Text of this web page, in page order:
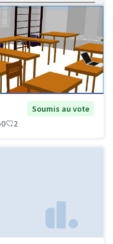
Soumis au vote
0 2